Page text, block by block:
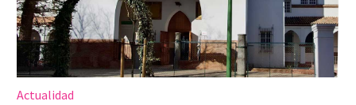
Actualidad